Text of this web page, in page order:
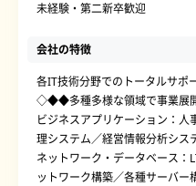
未経験・第二新卒歓迎
会社の特徴
各IT技術分野でのトータルサポ
◇◆◆多種多様な領域で事業
ビジネスアプリケーション：
理システム／経営情報分析シス
ネットワーク・データベース：
ットワーク構築／各種サーバー